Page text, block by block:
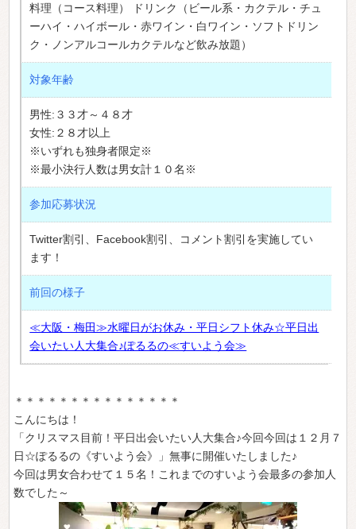
料理（コース料理） ドリンク（ビール系・カクテル・チュ
ーハイ・ハイボール・赤ワイン・白ワイン・ソフトドリン
ク・ノンアルコールカクテルなど飲み放題）
対象年齢
男性:３３才～４８才
女性:２８才以上
※いずれも独身者限定※
※最小決行人数は男女計１０名※
参加応募状況
Twitter割引、Facebook割引、コメント割引を実施してい
ます！
前回の様子
≪大阪・梅田≫水曜日がお休み・平日シフト休み☆平日出
会いたい人大集合♪ぽるるの≪すいよう会≫
＊＊＊＊＊＊＊＊＊＊＊＊＊＊＊
こんにちは！
「クリスマス目前！平日出会いたい人大集合♪今回今回は１２月７
日☆ぽるるの《すいよう会》」無事に開催いたしました♪
今回は男女合わせて１５名！これまでのすいよう会最多の参加人
数でした～